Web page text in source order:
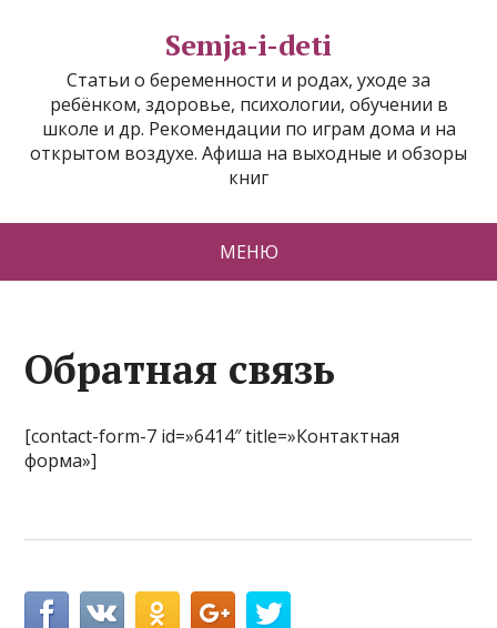
Semja-i-deti
Статьи о беременности и родах, уходе за
ребёнком, здоровье, психологии, обучении в
школе и др. Рекомендации по играм дома и на
открытом воздухе. Афиша на выходные и обзоры
книг
МЕНЮ
Обратная связь
[contact-form-7 id=»6414″ title=»Контактная
форма»]